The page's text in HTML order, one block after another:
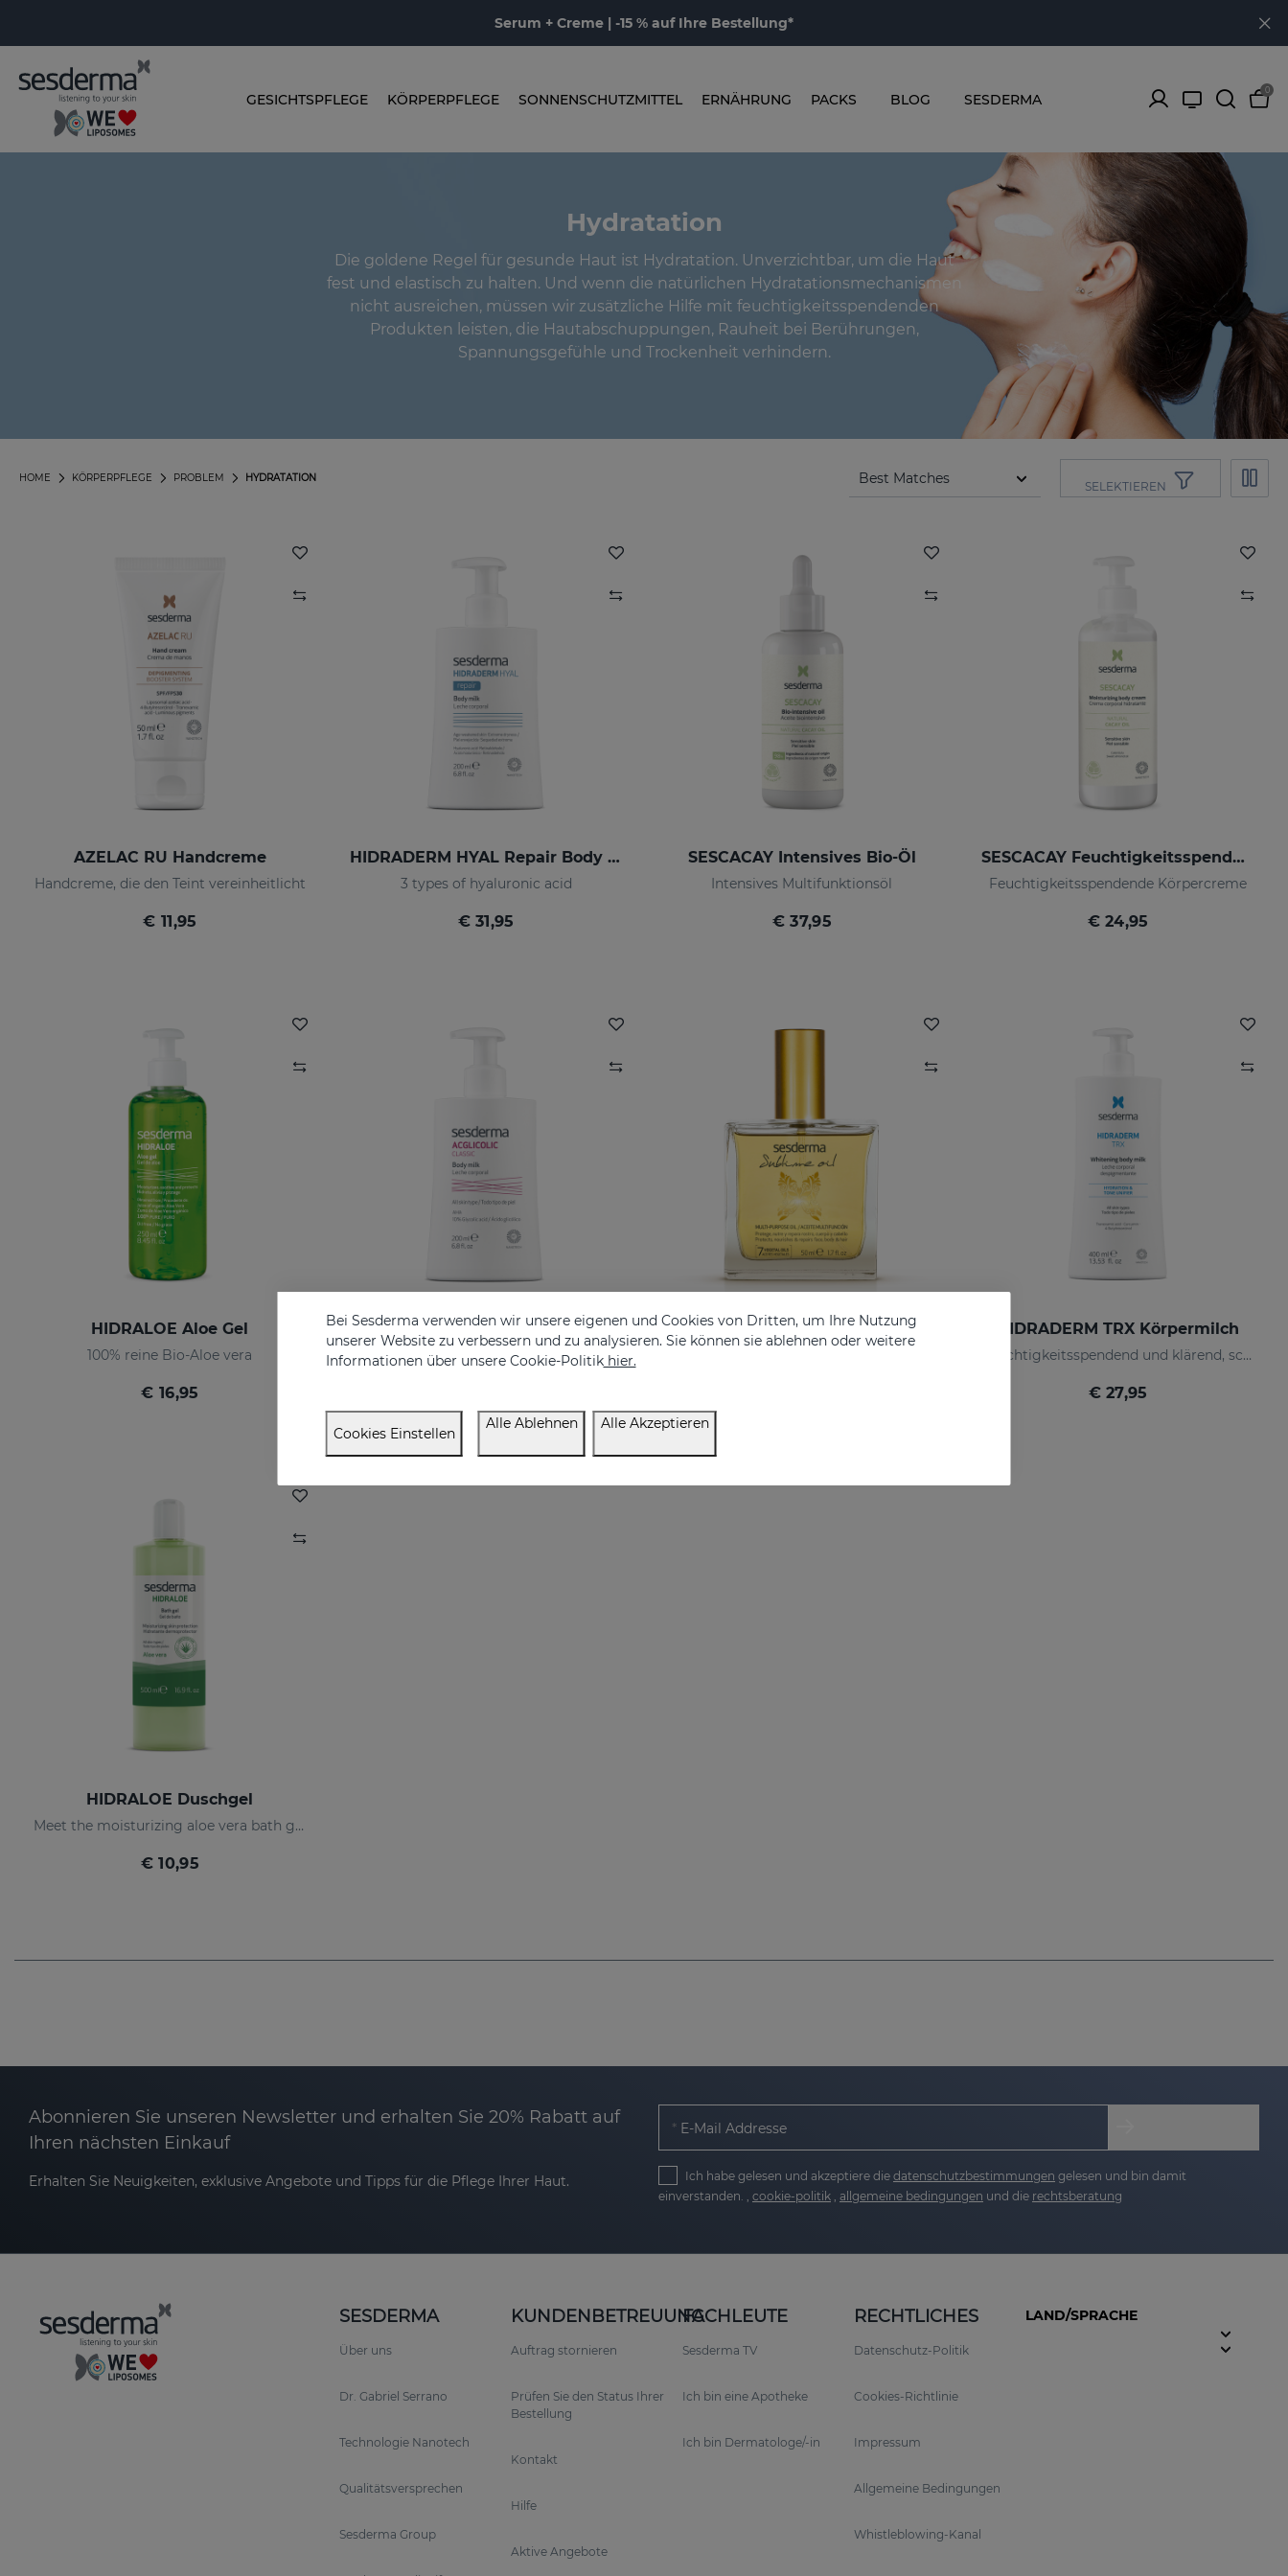
Serum + Creme | -15 % auf Ihre Bestellung*
GESICHTSPFLEGE KÖRPERPFLEGE SONNENSCHUTZMITTEL ERNÄHRUNG PACKS BLOG SESDERMA
0
Hydratation
Die goldene Regel für gesunde Haut ist Hydratation. Unverzichtbar, um die Haut
fest und elastisch zu halten. Und wenn die natürlichen Hydratationsmechanismen
nicht ausreichen, müssen wir zusätzliche Hilfe mit feuchtigkeitsspendenden
Produkten leisten, die Hautabschuppungen, Rauheit bei Berührungen,
Spannungsgefühle und Trockenheit verhindern.
HYDRATATION
PROBLEM
KÖRPERPFLEGE
HOME
SELEKTIEREN
AZELAC RU Handcreme
Handcreme, die den Teint vereinheitlicht
€ 11,95
HIDRADERM HYAL Repair Body Milk
3 types of hyaluronic acid
€ 31,95
SESCACAY Intensives Bio-Öl
Intensives Multifunktionsöl
€ 37,95
SESCACAY Feuchtigkeitsspendende Körpercreme
Feuchtigkeitsspendende Körpercreme
€ 24,95
HIDRALOE Aloe Gel
100% reine Bio-Aloe vera
€ 16,95
ACGLICOLIC Körpermilch
Erneuert Ihre Haut mit einer noch nie dagewesenen Wirksamkeit
SUBLIME OIL HIDRADERM TRX Körpermilch
Feuchtigkeitsspendend und klärend, schnell einziehend
€ 27,95
HIDRALOE Duschgel
Meet the moisturizing aloe vera bath gel ideal for the whole family, even for the most sensitive skins and babies immature skin
€ 10,95
Abonnieren Sie unseren Newsletter und erhalten Sie 20% Rabatt auf
Ihren nächsten Einkauf
Erhalten Sie Neuigkeiten, exklusive Angebote und Tipps für die Pflege Ihrer Haut.
E-Mail Addresse
Ich habe gelesen und akzeptiere die datenschutzbestimmungen gelesen und bin damit
einverstanden. , cookie-politik , allgemeine bedingungen und die rechtsberatung
SESDERMA
Über uns
Dr. Gabriel Serrano
Technologie Nanotech
Qualitätsversprechen
Sesderma Group
KUNDENBETREUUNG
Auftrag stornieren
Prüfen Sie den Status Ihrer
Bestellung
Kontakt
Hilfe
Aktive Angebote
FACHLEUTE
Sesderma TV
Ich bin eine Apotheke
Ich bin Dermatologe/-in
RECHTLICHES
Datenschutz-Politik
Cookies-Richtlinie
Impressum
Allgemeine Bedingungen
Whistleblowing-Kanal
LAND/SPRACHE
Bei Sesderma verwenden wir unsere eigenen und Cookies von Dritten, um Ihre Nutzung
unserer Website zu verbessern und zu analysieren. Sie können sie ablehnen oder weitere
Informationen über unsere Cookie-Politikhier.
Cookies Einstellen
Alle Ablehnen Alle Akzeptieren